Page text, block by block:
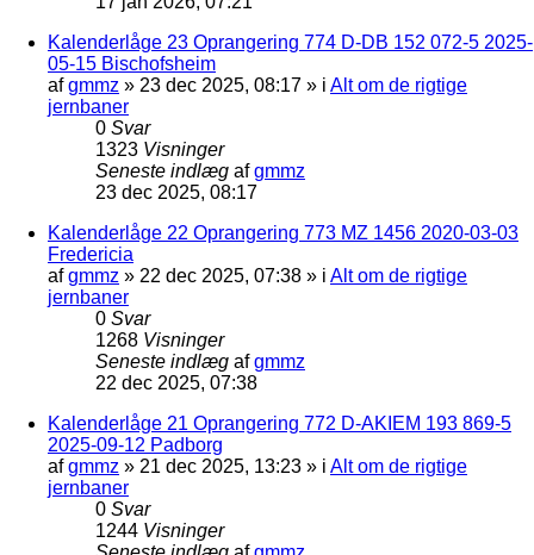
Kalenderlåge 23 Oprangering 774 D-DB 152 072-5 2025-
05-15 Bischofsheim
afgmmz » 23 dec 2025, 08:17 » i Alt om de rigtige
jernbaner
0 Svar
1323 Visninger
Seneste indlæg afgmmz
23 dec 2025, 08:17
Kalenderlåge 22 Oprangering 773 MZ 1456 2020-03-03
Fredericia
afgmmz » 22 dec 2025, 07:38 » i Alt om de rigtige
jernbaner
0 Svar
1268 Visninger
Seneste indlæg afgmmz
22 dec 2025, 07:38
Kalenderlåge 21 Oprangering 772 D-AKIEM 193 869-5
2025-09-12 Padborg
afgmmz » 21 dec 2025, 13:23 » i Alt om de rigtige
jernbaner
0 Svar
1244 Visninger